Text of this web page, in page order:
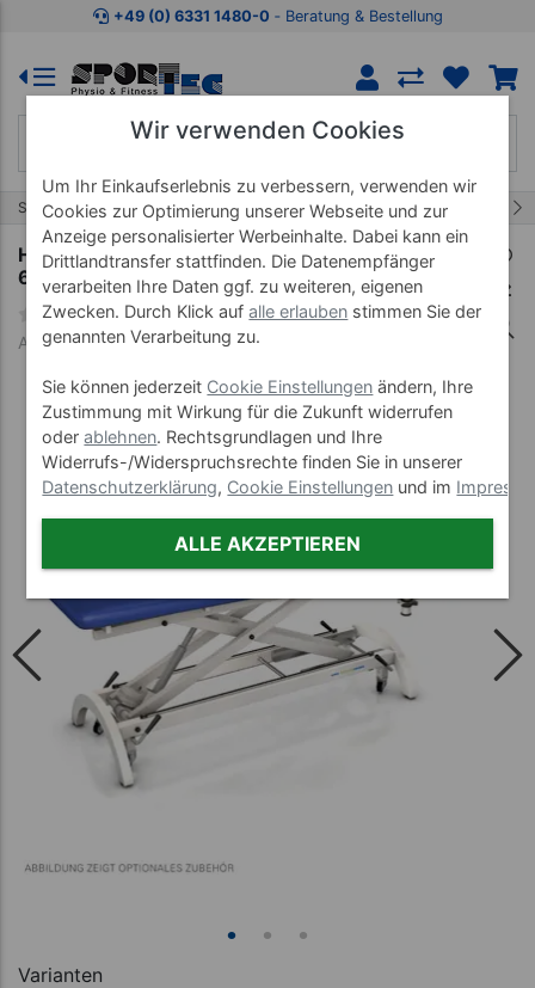
Zum Kaufbereich springen Zur Produktbeschreibung
+49 (0) 6331 1480-0 ‐ Beratung & Bestellung
Start Therapieliege Impuls Impuls
HWK Therapieliege Impuls Akku 4-tlg., Breite:
65 cm
Art-Nr. 23256--01
Varianten
Wir verwenden Cookies
Um Ihr Einkaufserlebnis zu verbessern, verwenden wir
Cookies zur Optimierung unserer Webseite und zur
Anzeige personalisierter Werbeinhalte. Dabei kann ein
Drittlandtransfer stattfinden. Die Datenempfänger
verarbeiten Ihre Daten ggf. zu weiteren, eigenen
Zwecken. Durch Klick aufalle erlauben stimmen Sie der
genannten Verarbeitung zu.
Sie können jederzeit Cookie Einstellungen ändern, Ihre
Zustimmung mit Wirkung für die Zukunft widerrufen
oderablehnen. Rechtsgrundlagen und Ihre
Widerrufs-/Widerspruchsrechte finden Sie in unserer
Datenschutzerklärung, Cookie Einstellungen und im
ALLE AKZEPTIEREN